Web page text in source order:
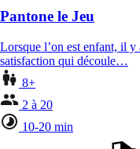
Pantone le Jeu
Lorsque l’on est enfant, il y
satisfaction qui découle…
8+
2 à 20
10-20 min